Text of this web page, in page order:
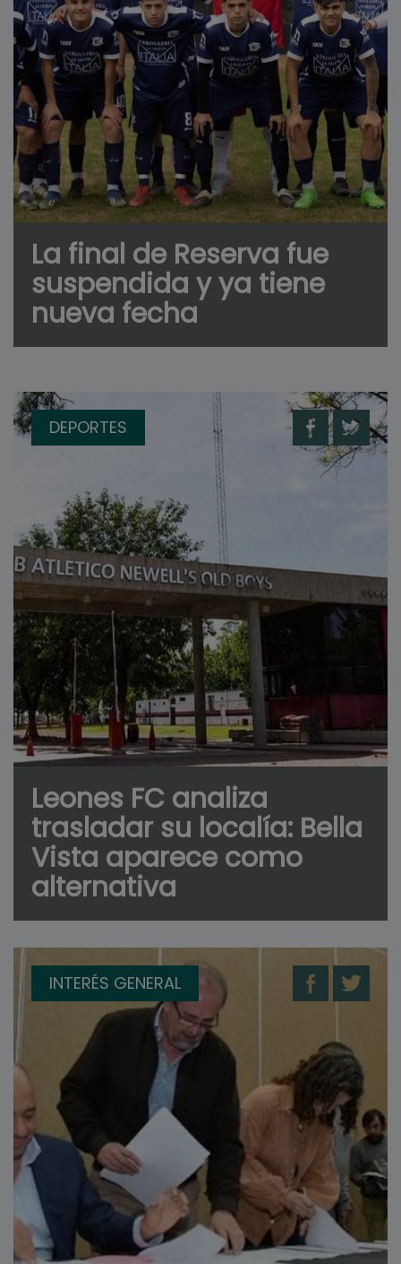
La final de Reserva fue
suspendida y ya tiene
nueva fecha
DEPORTES
Leones FC analiza
trasladar su localía: Bella
Vista aparece como
alternativa
INTERÉS GENERAL